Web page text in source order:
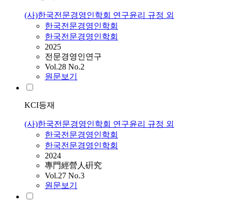
(사)한국전문경영인학회 연구윤리 규정 외
한국전문경영인학회
한국전문경영인학회
2025
전문경영인연구
Vol.28 No.2
원문보기
KCI등재
(사)한국전문경영인학회 연구윤리 규정 외
한국전문경영인학회
한국전문경영인학회
2024
專門經營人硏究
Vol.27 No.3
원문보기